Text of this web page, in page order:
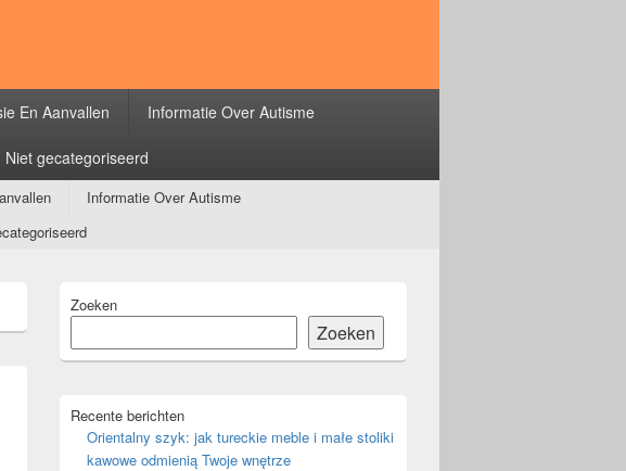
En Aanvallen Informatie Over Autisme
Niet gecategoriseerd
Informatie Over Autisme
zijbalk
gebied
Zoeken
Zoeken
Recente berichten
Orientalny szyk: jak tureckie meble i małe stoliki
kawowe odmienią Twoje wnętrze